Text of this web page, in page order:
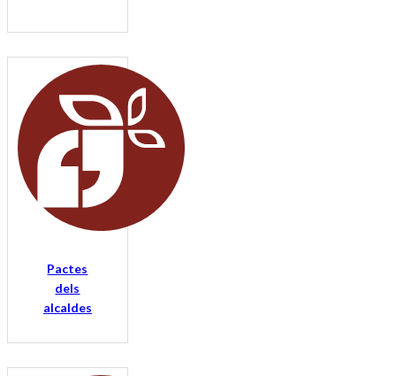
Pactes
dels
alcaldes